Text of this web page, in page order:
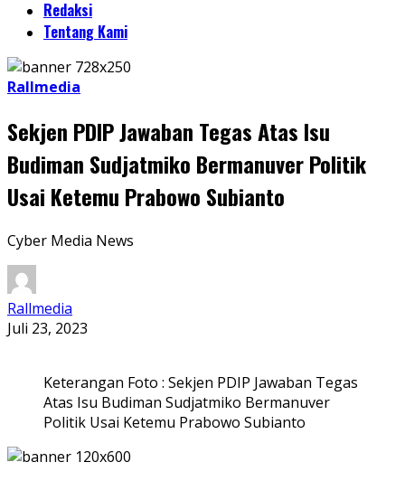
Redaksi
Tentang Kami
Rallmedia
Sekjen PDIP Jawaban Tegas Atas Isu
Budiman Sudjatmiko Bermanuver Politik
Usai Ketemu Prabowo Subianto
Cyber Media News
Rallmedia
Juli 23, 2023
Keterangan Foto : Sekjen PDIP Jawaban Tegas
Atas Isu Budiman Sudjatmiko Bermanuver
Politik Usai Ketemu Prabowo Subianto